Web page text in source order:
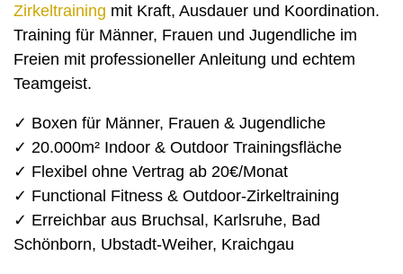
Zirkeltraining mit Kraft, Ausdauer und Koordination.
Training für Männer, Frauen und Jugendliche im
Freien mit professioneller Anleitung und echtem
Teamgeist.
✓ Boxen für Männer, Frauen & Jugendliche
✓ 20.000m² Indoor & Outdoor Trainingsfläche
✓ Flexibel ohne Vertrag ab 20€/Monat
✓ Functional Fitness & Outdoor-Zirkeltraining
✓ Erreichbar aus Bruchsal, Karlsruhe, Bad
Schönborn, Ubstadt-Weiher, Kraichgau